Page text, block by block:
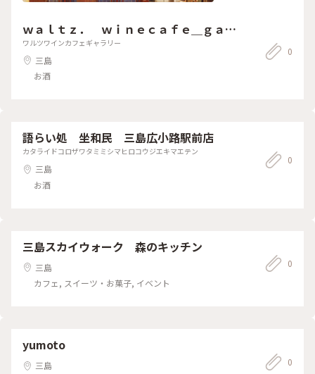
ｗａｌｔｚ． ｗｉｎｅｃａｆｅ＿ｇａｒ
ｅｌｌｙ
ワルツワインカフェギャラリー
三島
お酒
0
語らい処 坐和民 三島広小路駅前店
カタライドコロザワタミミシマヒロコウジエキマエテン
三島
お酒
0
三島スカイウォーク 森のキッチン
三島
カフェ, スイーツ・お菓子, イベント
0
yumoto
三島
0